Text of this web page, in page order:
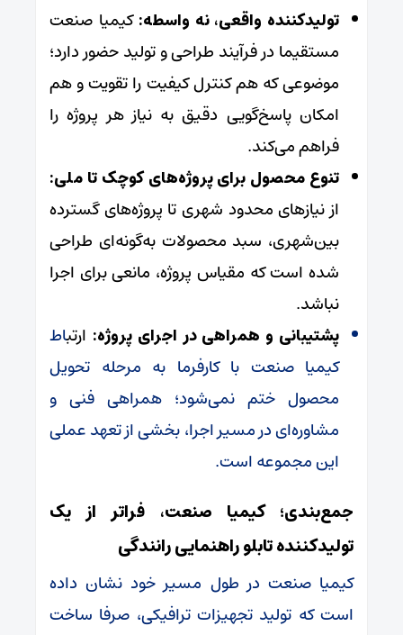
تولیدکننده واقعی، نه واسطه:کیمیا صنعت
مستقیما در فرآیند طراحی و تولید حضور دارد؛
موضوعی که هم کنترل کیفیت را تقویت و هم
امکان پاسخ‌گویی دقیق به نیاز هر پروژه را
فراهم می‌کند.
تنوع محصول برای پروژه‌های کوچک تا ملی:
از نیازهای محدود شهری تا پروژه‌های گسترده
بین‌شهری، سبد محصولات به‌گونه‌ای طراحی
شده است که مقیاس پروژه، مانعی برای اجرا
نباشد.
پشتیبانی و همراهی در اجرای پروژه: ارتباط
کیمیا صنعت با کارفرما به مرحله تحویل
محصول ختم نمی‌شود؛ همراهی فنی و
مشاوره‌ای در مسیر اجرا، بخشی از تعهد عملی
این مجموعه است.
جمع‌بندی؛ کیمیا صنعت، فراتر از یک
تولیدکننده تابلو راهنمایی رانندگی
کیمیا صنعت در طول مسیر خود نشان داده
است که تولید تجهیزات ترافیکی، صرفا ساخت